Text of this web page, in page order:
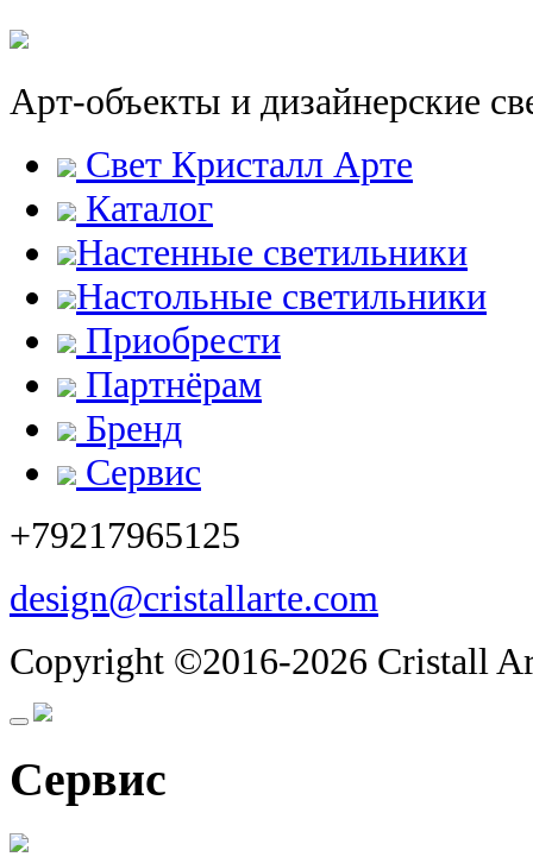
Арт-объекты и дизайнерские
Свет Кристалл Арте
Каталог
Настенные светильники
Настольные светильники
Приобрести
Партнёрам
Бренд
Сервис
+79217965125
design@cristallarte.com
Copyright ©2016-2026 Cristall
Сервис